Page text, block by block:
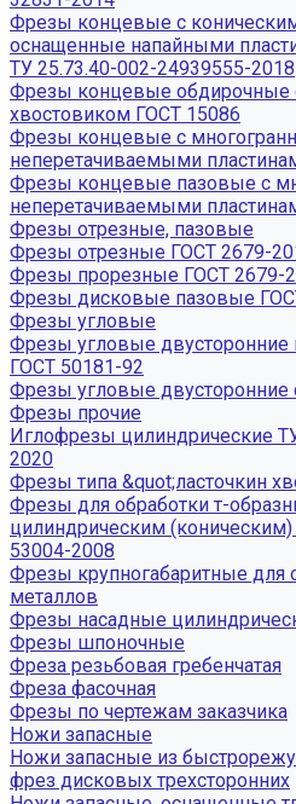
Фрезы концевые с
оснащенные напайными
ТУ 25.73.40-002-24939555-2018
Фрезы концевые обдирочные
хвостовиком ГОСТ 15086
Фрезы концевые с
неперетачиваемыми
Фрезы концевые пазовые с
неперетачиваемыми
Фрезы отрезные, пазовые
Фрезы отрезные ГОСТ 2679-
Фрезы прорезные ГОСТ 2679-
Фрезы дисковые пазовые
Фрезы угловые
Фрезы угловые двусторонние
ГОСТ 50181-92
Фрезы угловые двусторонние
Фрезы прочие
Иглофрезы цилиндрические
2020
Фрезы типа &quot;ласточкин
Фрезы для обработки т-
цилиндрическим
53004-2008
Фрезы крупногабаритные для
металлов
Фрезы насадные
Фрезы шпоночные
Фреза резьбовая гребенчатая
Фреза фасочная
Фрезы по чертежам заказчика
Ножи запасные
Ножи запасные из
фрез дисковых трехсторонних